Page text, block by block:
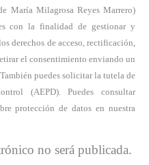
María Milagrosa Reyes Marrero)
con la finalidad de gestionar y
derechos de acceso, rectificación,
el consentimiento enviando un
puedes solicitar la tutela de
(AEPD). Puedes consultar
protección de datos en nuestra
no será publicada.